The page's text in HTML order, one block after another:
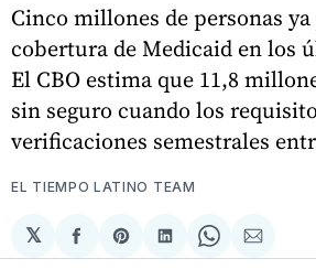
Cinco millones de personas
cobertura de Medicaid en los
El CBO estima que 11,8
sin seguro cuando los
verificaciones semestrales
EL TIEMPO LATINO TEAM
𝕏
Compartir
en
Share
on
Compartir
en
Share
on
via